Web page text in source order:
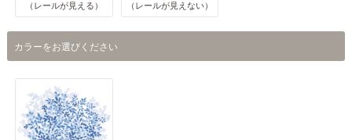
（レールが見える）
（レールが見えない）
カラーをお選びください